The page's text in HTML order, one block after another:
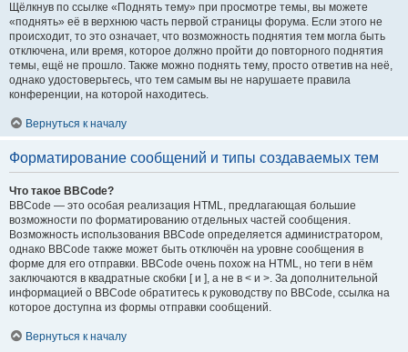
Щёлкнув по ссылке «Поднять тему» при просмотре темы, вы можете
«поднять» её в верхнюю часть первой страницы форума. Если этого не
происходит, то это означает, что возможность поднятия тем могла быть
отключена, или время, которое должно пройти до повторного поднятия
темы, ещё не прошло. Также можно поднять тему, просто ответив на неё,
однако удостоверьтесь, что тем самым вы не нарушаете правила
конференции, на которой находитесь.
Вернуться к началу
Форматирование сообщений и типы создаваемых тем
Что такое BBCode?
BBCode — это особая реализация HTML, предлагающая большие
возможности по форматированию отдельных частей сообщения.
Возможность использования BBCode определяется администратором,
однако BBCode также может быть отключён на уровне сообщения в
форме для его отправки. BBCode очень похож на HTML, но теги в нём
заключаются в квадратные скобки [ и ], а не в < и >. За дополнительной
информацией о BBCode обратитесь к руководству по BBCode, ссылка на
которое доступна из формы отправки сообщений.
Вернуться к началу